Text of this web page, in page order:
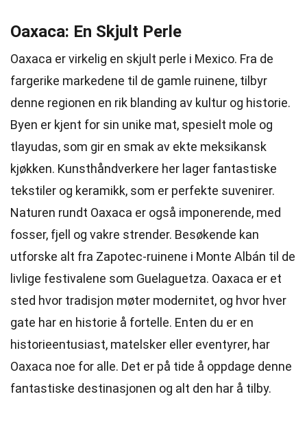
Oaxaca: En Skjult Perle
Oaxaca er virkelig en skjult perle i Mexico. Fra de
fargerike markedene til de gamle ruinene, tilbyr
denne regionen en rik blanding av kultur og historie.
Byen er kjent for sin unike mat, spesielt mole og
tlayudas, som gir en smak av ekte meksikansk
kjøkken. Kunsthåndverkere her lager fantastiske
tekstiler og keramikk, som er perfekte suvenirer.
Naturen rundt Oaxaca er også imponerende, med
fosser, fjell og vakre strender. Besøkende kan
utforske alt fra Zapotec-ruinene i Monte Albán til de
livlige festivalene som Guelaguetza. Oaxaca er et
sted hvor tradisjon møter modernitet, og hvor hver
gate har en historie å fortelle. Enten du er en
historieentusiast, matelsker eller eventyrer, har
Oaxaca noe for alle. Det er på tide å oppdage denne
fantastiske destinasjonen og alt den har å tilby.